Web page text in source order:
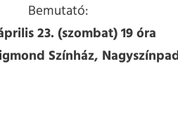
Bemutató:
23. (szombat) 19 óra
Színház,